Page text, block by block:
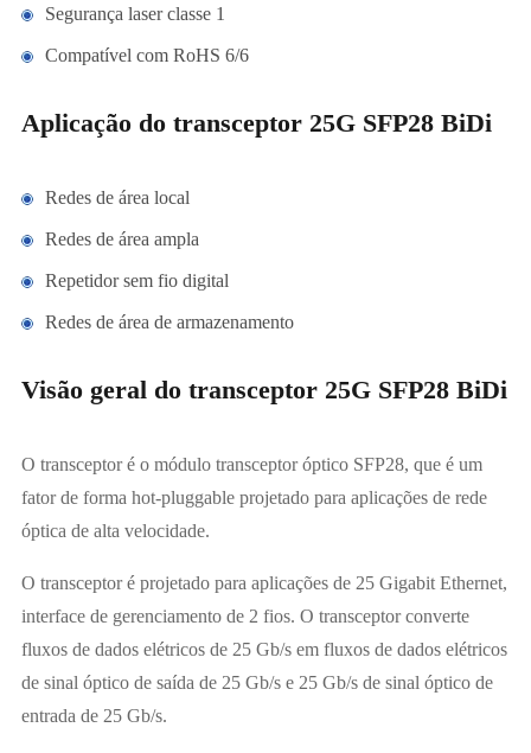
Segurança laser classe 1
Compatível com RoHS 6/6
Aplicação do transceptor 25G SFP28 BiDi
Redes de área local
Redes de área ampla
Repetidor sem fio digital
Redes de área de armazenamento
Visão geral do transceptor 25G SFP28 BiDi
O transceptor é o módulo transceptor óptico SFP28, que é um
fator de forma hot-pluggable projetado para aplicações de rede
óptica de alta velocidade.
O transceptor é projetado para aplicações de 25 Gigabit Ethernet,
interface de gerenciamento de 2 fios. O transceptor converte
fluxos de dados elétricos de 25 Gb/s em fluxos de dados elétricos
de sinal óptico de saída de 25 Gb/s e 25 Gb/s de sinal óptico de
entrada de 25 Gb/s.